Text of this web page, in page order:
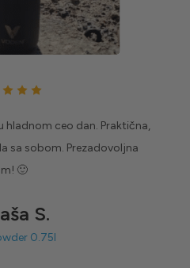
hladnom ceo dan. Praktična,
sa sobom. Prezadovoljna
🙂
S.
0.75l